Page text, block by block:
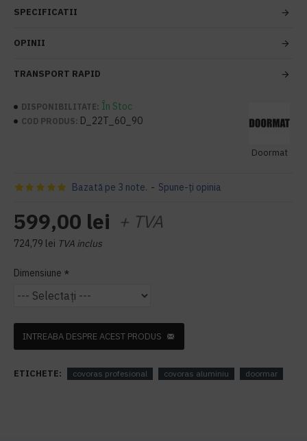
SPECIFICATII
OPINII
TRANSPORT RAPID
DISPONIBILITATE: În Stoc
COD PRODUS: D_22T_60_90
Doormat
Bazată pe 3 note. - Spune-ţi opinia
599,00 lei + TVA
724,79 lei TVA inclus
Dimensiune
INTREABA DESPRE ACEST PRODUS
ETICHETE: covoras profesional covoras aluminiu doormar